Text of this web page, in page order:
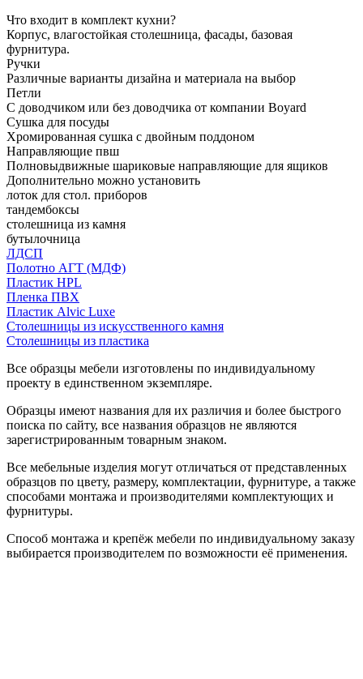
Что входит в комплект кухни?
Корпус, влагостойкая столешница, фасады, базовая
фурнитура.
Ручки
Различные варианты дизайна и материала на выбор
Петли
С доводчиком или без доводчика от компании Boyard
Сушка для посуды
Хромированная сушка с двойным поддоном
Направляющие пвш
Полновыдвижные шариковые направляющие для ящиков
Дополнительно можно установить
лоток для стол. приборов
тандембоксы
столешница из камня
бутылочница
ЛДСП
Полотно АГТ (МДФ)
Пластик HPL
Пленка ПВХ
Пластик Alvic Luxe
Столешницы из искусственного камня
Столешницы из пластика
Все образцы мебели изготовлены по индивидуальному
проекту в единственном экземпляре.
Образцы имеют названия для их различия и более быстрого
поиска по сайту, все названия образцов не являются
зарегистрированным товарным знаком.
Все мебельные изделия могут отличаться от представленных
образцов по цвету, размеру, комплектации, фурнитуре, а также
способами монтажа и производителями комплектующих и
фурнитуры.
Способ монтажа и крепёж мебели по индивидуальному заказу
выбирается производителем по возможности её применения.